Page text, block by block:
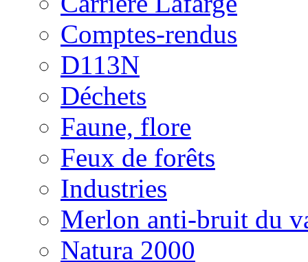
Comptes-rendus
D113N
Déchets
Faune, flore
Feux de forêts
Industries
Merlon anti-bruit du
Natura 2000